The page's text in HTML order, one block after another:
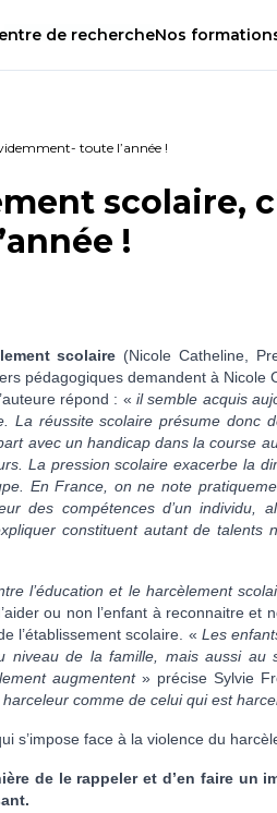
de rechercheNos
toute l’année !
scolaire,
!
scolaire (Nicole Catheline,
pédagogiques demandent à Nicole
répond : «il semble acquis
La réussite scolaire présume donc
avec un handicap dans la course
La pression scolaire exacerbe la
En France, on ne note
des compétences d’un individu,
constituent autant de talents
l’éducation et le harcèlement
ou non l’enfant à reconnaitre et
l’établissement scolaire. « Les
de la famille, mais aussi au
augmentent» précise Sylvie
comme de celui qui est
s’impose face à la violence du
de le rappeler et d’en faire un